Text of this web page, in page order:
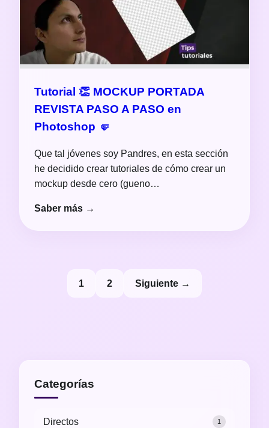
Tutorial 👏 MOCKUP PORTADA
REVISTA PASO A PASO en
Photoshop 🤛
Que tal jóvenes soy Pandres, en esta sección
he decidido crear tutoriales de cómo crear un
mockup desde cero (gueno…
Saber más →
Paginación
1 2 Siguiente →
Categorías
Directos 1